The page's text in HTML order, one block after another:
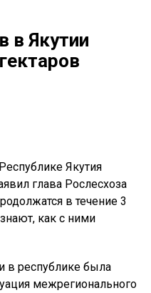
в Якутии
Якутия
глава Рослесхоза
в течение 3
как с ними
в республике была
межрегионального